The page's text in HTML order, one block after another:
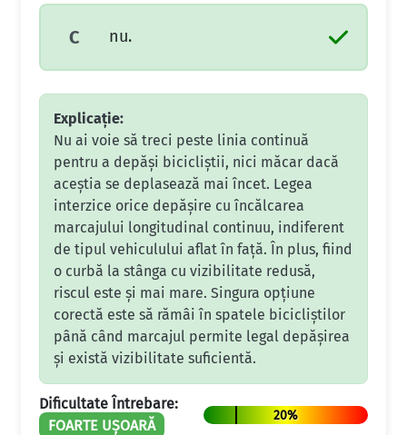
C nu.
Explicație:
Nu ai voie să treci peste linia continuă
pentru a depăși bicicliștii, nici măcar dacă
aceștia se deplasează mai încet. Legea
interzice orice depășire cu încălcarea
marcajului longitudinal continuu, indiferent
de tipul vehiculului aflat în față. În plus, fiind
o curbă la stânga cu vizibilitate redusă,
riscul este și mai mare. Singura opțiune
corectă este să rămâi în spatele bicicliștilor
până când marcajul permite legal depășirea
și există vizibilitate suficientă.
Dificultate Întrebare:
FOARTE UȘOARĂ
20%